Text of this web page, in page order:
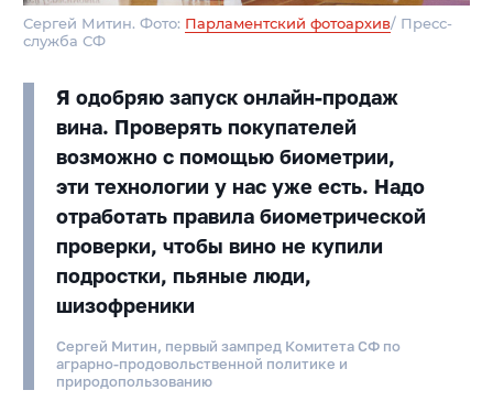
Сергей Митин. Фото: Парламентский фотоархив/ Пресс-
служба СФ
Я одобряю запуск онлайн-продаж
вина. Проверять покупателей
возможно с помощью биометрии,
эти технологии у нас уже есть. Надо
отработать правила биометрической
проверки, чтобы вино не купили
подростки, пьяные люди,
шизофреники
Сергей Митин, первый зампред Комитета СФ по
аграрно-продовольственной политике и
природопользованию